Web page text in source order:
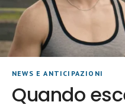
NEWS E ANTICIPAZIONI
Quando